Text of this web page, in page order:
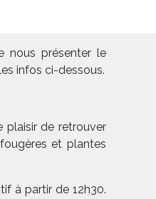
nous présenter le
infos ci-dessous.
plaisir de retrouver
et plantes
à partir de 12h30.